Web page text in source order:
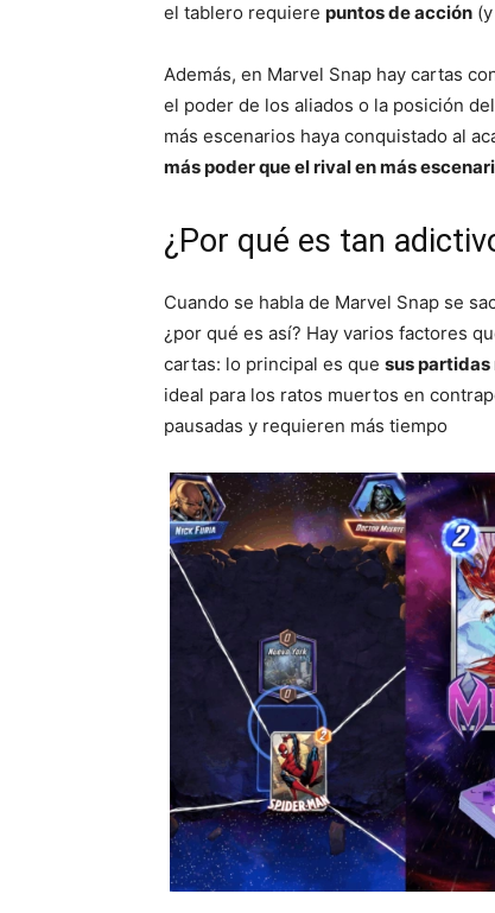
el tablero requiere puntos de acción
Además, en Marvel Snap hay cartas
el poder de los aliados o la posición
más escenarios haya conquistado al
más poder que el rival en más
¿Por qué es tan
Cuando se habla de Marvel Snap se
¿por qué es así? Hay varios factores
cartas: lo principal es que sus partidas
ideal para los ratos muertos en
pausadas y requieren más tiempo